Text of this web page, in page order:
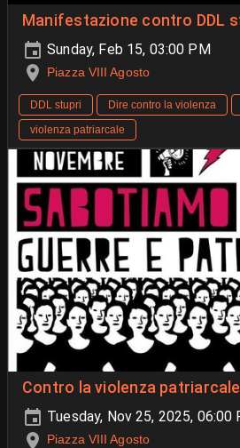
Manifestazione contro DDL
Sunday, Feb 15, 03:00 PM
Piazza VIII Agosto
DDL stupri Dire contro la violenza
violenza patriarcale
Contro la violenza patriarcale
Tuesday, Nov 25, 2025, 06:00
Piazza VIII Agosto